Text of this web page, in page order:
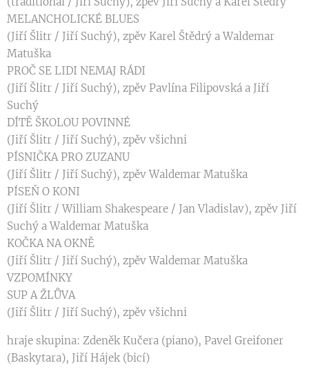
MELANCHOLICKÉ BLUES
(Jiří Šlitr / Jiří Suchý), zpěv Karel Štědrý a Waldemar
Matuška
PROČ SE LIDI NEMAJ RÁDI
(Jiří Šlitr / Jiří Suchý), zpěv Pavlína Filipovská a Jiří
Suchý
DÍTĚ ŠKOLOU POVINNÉ
(Jiří Šlitr / Jiří Suchý), zpěv všichni
PÍSNIČKA PRO ZUZANU
(Jiří Šlitr / Jiří Suchý), zpěv Waldemar Matuška
PÍSEŇ O KONI
(Jiří Šlitr / William Shakespeare / Jan Vladislav), zpěv Jiří
Suchý a Waldemar Matuška
KOČKA NA OKNĚ
(Jiří Šlitr / Jiří Suchý), zpěv Waldemar Matuška
VZPOMÍNKY
SUP A ŽLŮVA
(Jiří Šlitr / Jiří Suchý), zpěv všichni
hraje skupina: Zdeněk Kučera (piano), Pavel Greifoner
(Baskytara), Jiří Hájek (bicí)